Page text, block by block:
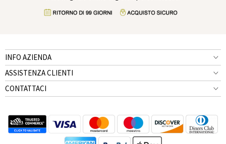
INFO AZIENDA
ASSISTENZA CLIENTI
CONTATTACI